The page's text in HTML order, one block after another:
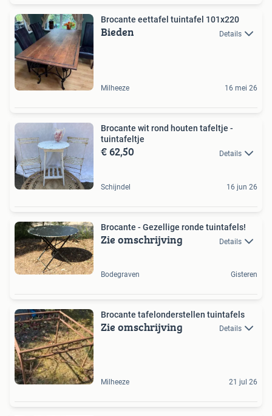
Brocante eettafel tuintafel 101x220
Bieden Details
Milheeze 16 mei 26
Brocante wit rond houten tafeltje -
tuintafeltje
€ 62,50 Details
Schijndel 16 jun 26
Brocante - Gezellige ronde tuintafels!
Zie omschrijving Details
Bodegraven Gisteren
Brocante tafelonderstellen tuintafels
Zie omschrijving Details
Milheeze 21 jul 26